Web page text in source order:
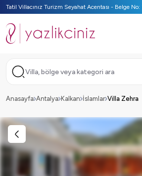
Tatil Villacınız Turizm Seyahat Acentası - Belge No:
Villa, bölge veya kategori ara
Anasayfa Antalya Kalkan İslamlar Villa Zehra